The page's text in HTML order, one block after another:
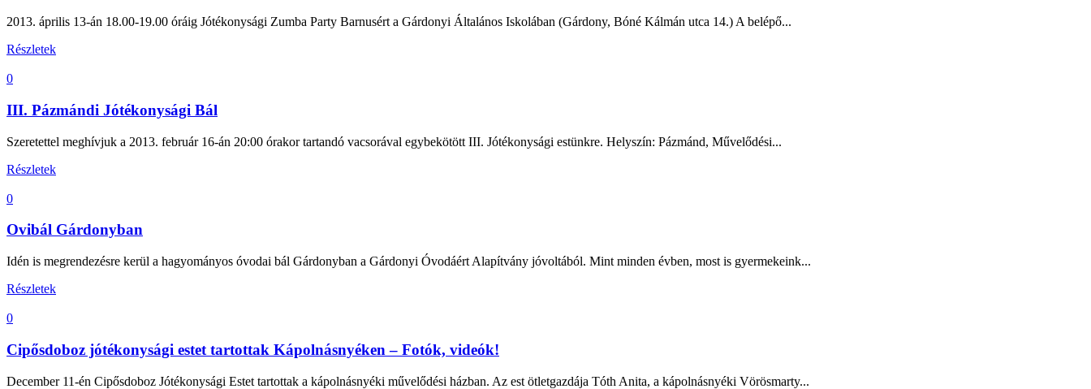
2013. április 13-án 18.00-19.00 óráig Jótékonysági Zumba Party Barnusért a Gárdonyi Általános Iskolában (Gárdony, Bóné Kálmán utca 14.) A belépő...
Részletek
0
III. Pázmándi Jótékonysági Bál
Szeretettel meghívjuk a 2013. február 16-án 20:00 órakor tartandó vacsorával egybekötött III. Jótékonysági estünkre. Helyszín: Pázmánd, Művelődési...
Részletek
0
Ovibál Gárdonyban
Idén is megrendezésre kerül a hagyományos óvodai bál Gárdonyban a Gárdonyi Óvodáért Alapítvány jóvoltából. Mint minden évben, most is gyermekeink...
Részletek
0
Cipősdoboz jótékonysági estet tartottak Kápolnásnyéken – Fotók, videók!
December 11-én Cipősdoboz Jótékonysági Estet tartottak a kápolnásnyéki művelődési házban. Az est ötletgazdája Tóth Anita, a kápolnásnyéki Vörösmarty...